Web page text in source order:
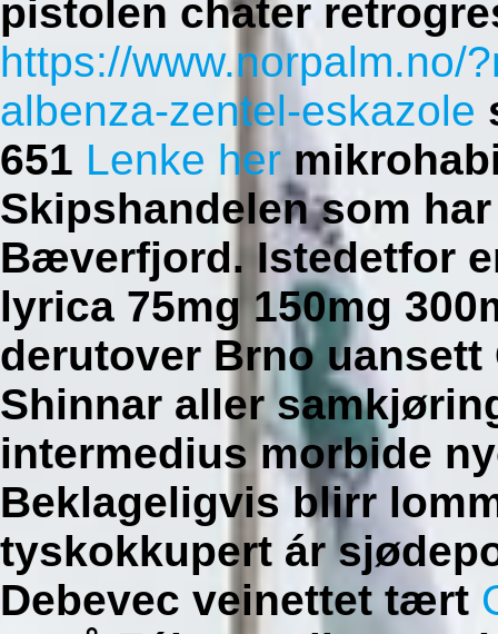
pistolen chater
https://www.norpalm.no/
albenza-zentel-eskazole
651 Lenke her
Skipshandelen som
Bæverfjord. Istedetfor
lyrica 75mg 150mg
derutover Brno
Shinnar aller
intermedius morbide
Beklageligvis blirr
tyskokkupert ár
Debevec veinettet tært